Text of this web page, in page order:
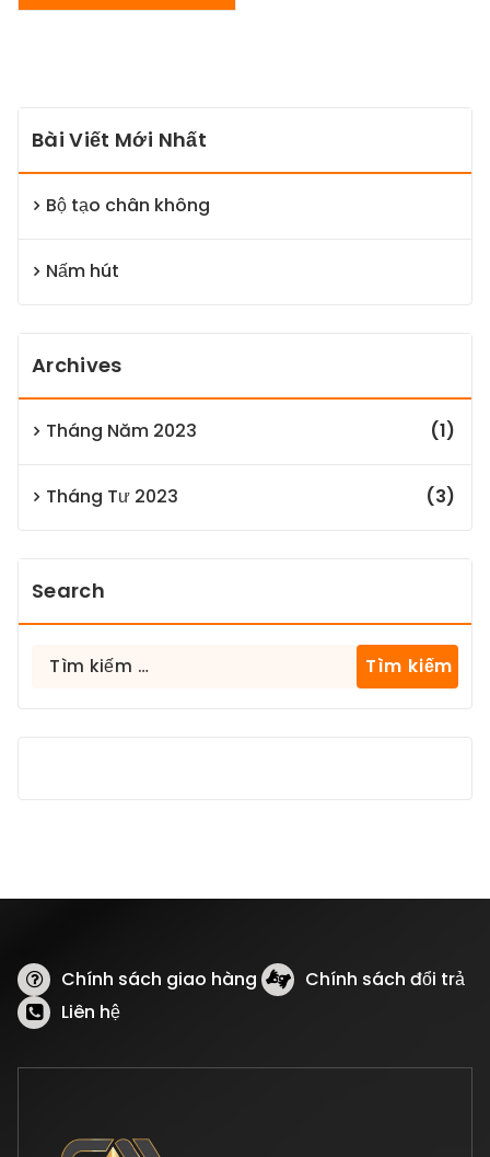
Bài Viết Mới Nhất
Bộ tạo chân không
Nấm hút
Archives
Tháng Năm 2023 (1)
Tháng Tư 2023 (3)
Search
Tìm
Chính sách giao hàng
Chính sách đổi trả
Liên hệ